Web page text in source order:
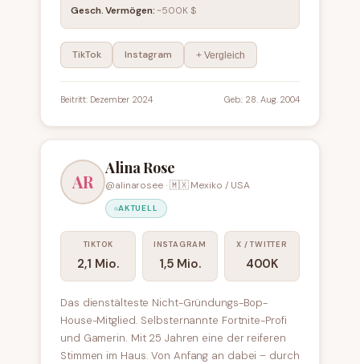
Gesch. Vermögen:~500K $
TikTok Instagram + Vergleich
Beitritt: Dezember 2024 Geb.: 28. Aug. 2004
AR
Alina Rose
@alinarosee · 🇲🇽 Mexiko / USA
AKTUELL
TIKTOK
2,1 Mio.
INSTAGRAM
1,5 Mio.
X / TWITTER
400K
Das dienstälteste Nicht-Gründungs-Bop-
House-Mitglied. Selbsternannte Fortnite-Profi
und Gamerin. Mit 25 Jahren eine der reiferen
Stimmen im Haus. Von Anfang an dabei – durch